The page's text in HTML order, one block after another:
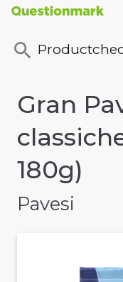
Gran
180g)
Pavesi